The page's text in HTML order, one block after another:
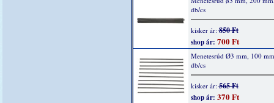
db/cs
kisker ár:850 Ft
shop ár: 700 Ft
Menetesrúd Ø3 mm, 100
db/cs
kisker ár:565 Ft
shop ár: 370 Ft